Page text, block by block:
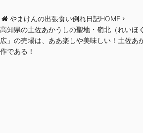
やまけんの出張食い倒れ日記HOME
高知県の土佐あかうしの聖地・嶺北（れいほ
広」の売場は、ああ楽しや美味しい！土佐あ
作である！